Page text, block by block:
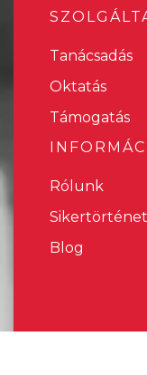
Tanácsadás
Oktatás
Támogatás
Rólunk
Blog